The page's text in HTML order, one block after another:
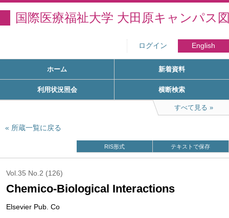
国際医療福祉大学 大田原キャンパス
ログイン English
ホーム 新着資料
利用状況照会 横断検索
すべて見る
所蔵一覧に戻る
RIS形式 テキストで保存
Vol.35 No.2 (126)
Chemico-Biological Interactions
Elsevier Pub. Co